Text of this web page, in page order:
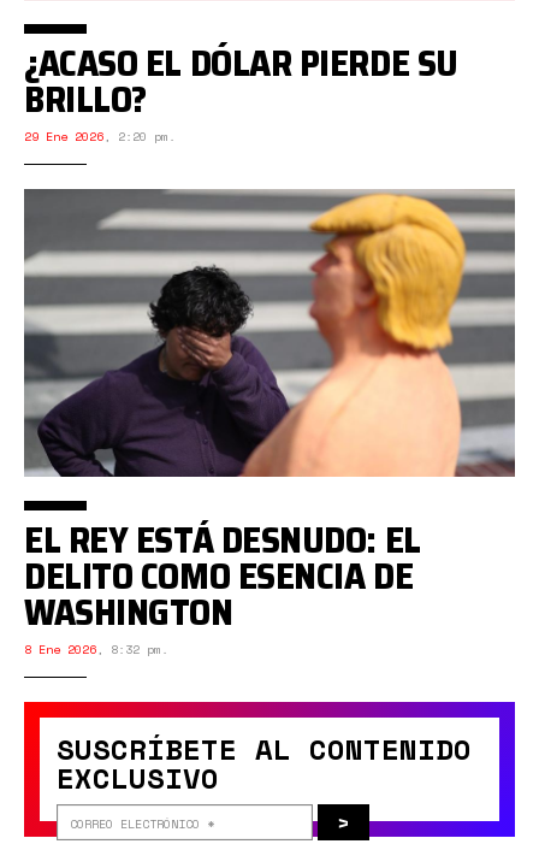
¿ACASO EL DÓLAR PIERDE SU
BRILLO?
29 Ene 2026, 2:20 pm.
SUSCRÍBETE AL CONTENIDO
EXCLUSIVO
>
EL REY ESTÁ DESNUDO: EL
DELITO COMO ESENCIA DE
WASHINGTON
8 Ene 2026, 8:32 pm.